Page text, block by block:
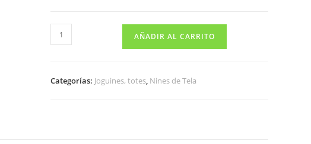
KALOO
MUÑECA
cantidad
AÑADIR AL CARRITO
Categorías: Joguines, totes, Nines de Tela